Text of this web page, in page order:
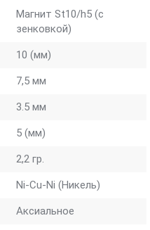
Магнит St10/h5 (с
зенковкой)
10 (мм)
7,5 мм
3.5 мм
5 (мм)
2,2 гр.
Ni-Cu-Ni (Никель)
Аксиальное